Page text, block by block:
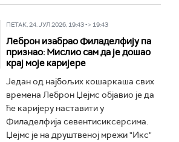
ПЕТАК, 24. ЈУЛ 2026, 19:43 -> 19:43
Леброн изабрао Филаделфију па
признао: Мислио сам да је дошао
крај моје каријере
Један од најбољих кошаркаша свих
времена Леброн Џејмс објавио је да
ће каријеру наставити у
Филаделфија севентисиксерсима.
Џејмс је на друштвеној мрежи "Икс"